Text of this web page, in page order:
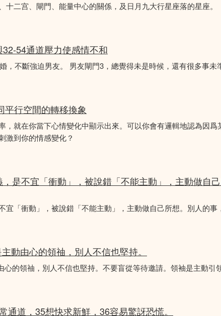
十二宫、閘門、能量中心的關係，及日月九大行星座落的星座。
54通道壓力使感情不和
，不斷強迫男友。 男友閘門3，總覺得未是時候，還有很多事未
平行空間的轉移換象
，就在你當下心情變化中顯示出來。可以你會有邏輯地認為因
激到你的情感變化？
是不宜「衝動」，被說錯「不能主動」，主動做自
宜「衝動」，被說錯「不能主動」，主動做自己所想。別人的事
動由心的領䄂，別人不信也堅持。
的領䄂，別人不信也堅持。不要盲從等待邀請。領袖是主動引領
通道，35想快求新鮮，36容易驚訝恐慌。